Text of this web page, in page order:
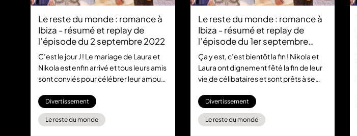
Le reste du monde : romance à
Ibiza - résumé et replay de
l’épisode du 2 septembre 2022
C’est le jour J ! Le mariage de Laura et
Nikola est enfin arrivé et tous leurs amis
sont conviés pour célébrer leur amour
prend fin, mais ce n’est que le début
d’une nouvelle étape dans la vie des
Lozina qui ne risquent pas d’oublier
Divertissement
Le reste du monde
Le reste du monde : romance à
Ibiza - résumé et replay de
l’épisode du 1er septembre
2022
Ça y est, c’est bientôt la fin ! Nikola et
Laura ont dignement fêté la fin de leur
vie de célibataires et sont prêts à se
disputes et retrouvailles, la famille du
reste du monde aura presque tout
vécu et ressort de cette aventure plus
Divertissement
Le reste du monde